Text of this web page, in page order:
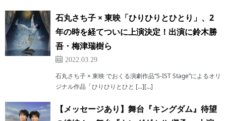
石丸さち子 × 東映「ひりひりとひとり」、2
年の時を経てついに上演決定！出演に鈴木勝
吾・梅津瑞樹ら
2022.03.29
石丸さち子 × 東映 でおくる演劇作品“S-IST Stage”によるオリ
ジナル作品「ひりひりとひと […][…]
【メッセージあり】舞台『キングダム』待望